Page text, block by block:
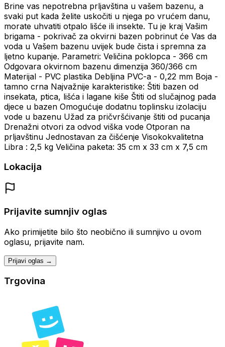
Brine vas nepotrebna prljavština u vašem bazenu, a
svaki put kada želite uskočiti u njega po vrućem danu,
morate uhvatiti otpalo lišće ili insekte. Tu je kraj Vašim
brigama - pokrivač za okvirni bazen pobrinut će Vas da
voda u Vašem bazenu uvijek bude čista i spremna za
ljetno kupanje. Parametri: Veličina poklopca - 366 cm
Odgovara okvirnom bazenu dimenzija 360/366 cm
Materijal - PVC plastika Debljina PVC-a - 0,22 mm Boja -
tamno crna Najvažnije karakteristike: Štiti bazen od
insekata, ptica, lišća i lagane kiše Štiti od slučajnog pada
djece u bazen Omogućuje dodatnu toplinsku izolaciju
vode u bazenu Užad za pričvršćivanje štiti od pucanja
Drenažni otvori za odvod viška vode Otporan na
prljavštinu Jednostavan za čišćenje Visokokvalitetna
Libra : 2,5 kg Veličina paketa: 35 cm x 33 cm x 7,5 cm
Lokacija
Prijavite sumnjiv oglas
Ako primijetite bilo što neobično ili sumnjivo u ovom
oglasu, prijavite nam.
Prijavi oglas →
Trgovina